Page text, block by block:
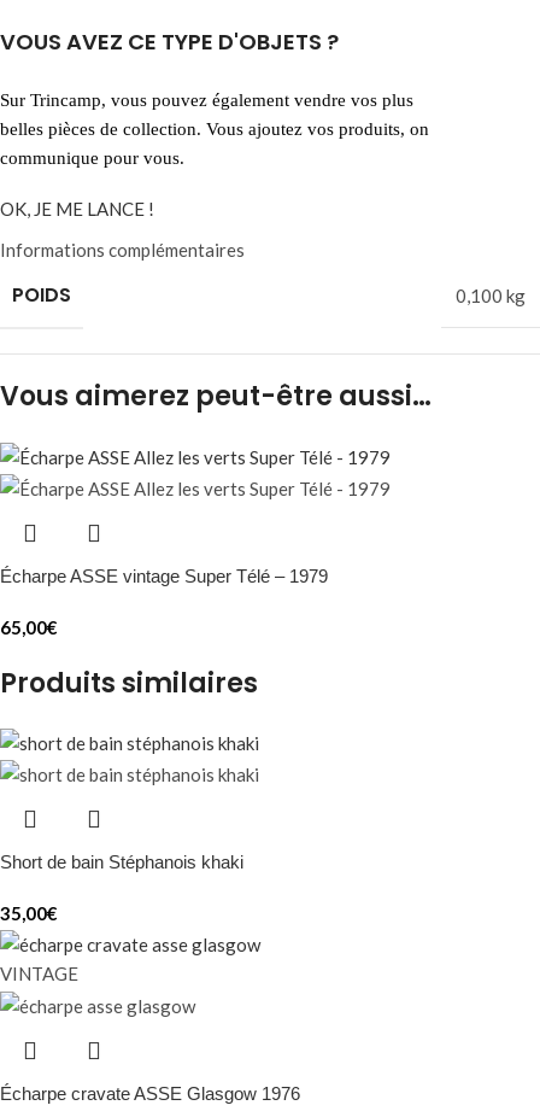
VOUS AVEZ CE TYPE D'OBJETS ?
Sur Trincamp, vous pouvez également vendre vos plus
belles pièces de collection. Vous ajoutez vos produits, on
communique pour vous.
OK, JE ME LANCE !
Informations complémentaires
POIDS 0,100 kg
Vous aimerez peut-être aussi…
Écharpe ASSE vintage Super Télé – 1979
65,00€
Produits similaires
Short de bain Stéphanois khaki
35,00€
VINTAGE
Écharpe cravate ASSE Glasgow 1976